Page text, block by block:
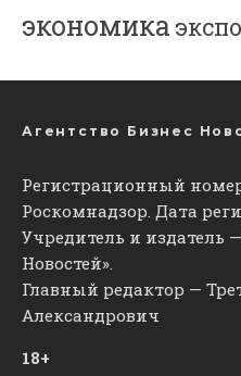
экономика
Агентство Бизнес
Регистрационный
Роскомнадзор. Дата
Учредитель и издатель
Новостей».
Главный редактор —
Александрович
18+